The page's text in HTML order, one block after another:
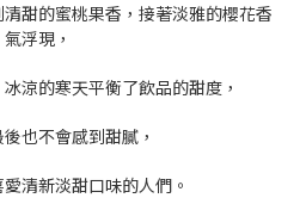
甜的蜜桃果香，接著淡雅的櫻花香
氣浮現，
涼的寒天平衡了飲品的甜度，
也不會感到甜膩，
清新淡甜口味的人們。